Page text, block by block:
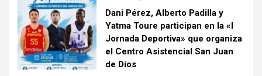
Dani Pérez, Alberto Padilla y
Yatma Toure participan en la «I
Jornada Deportiva» que organiza
el Centro Asistencial San Juan
de Dios